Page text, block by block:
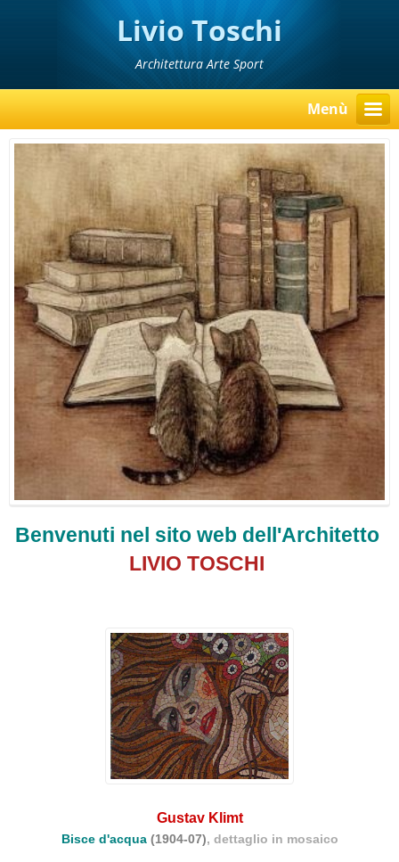
Livio Toschi
Architettura Arte Sport
Menù
Benvenuti nel sito web dell'Architetto
LIVIO TOSCHI
Gustav Klimt
Bisce d'acqua (1904-07), dettaglio in mosaico